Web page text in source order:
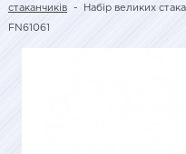
стаканчиків - Набір великих
FN61061